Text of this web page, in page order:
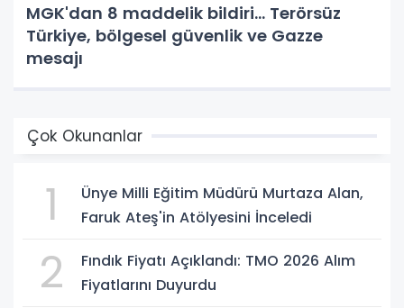
MGK'dan 8 maddelik bildiri... Terörsüz
Türkiye, bölgesel güvenlik ve Gazze
mesajı
Çok Okunanlar
1
Ünye Milli Eğitim Müdürü Murtaza Alan,
Faruk Ateş'in Atölyesini İnceledi
2
Fındık Fiyatı Açıklandı: TMO 2026 Alım
Fiyatlarını Duyurdu